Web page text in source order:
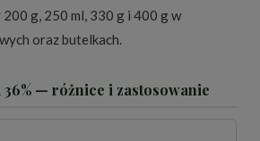
g, 250 ml, 330 g i 400 g w
oraz butelkach.
36% — różnice i zastosowanie